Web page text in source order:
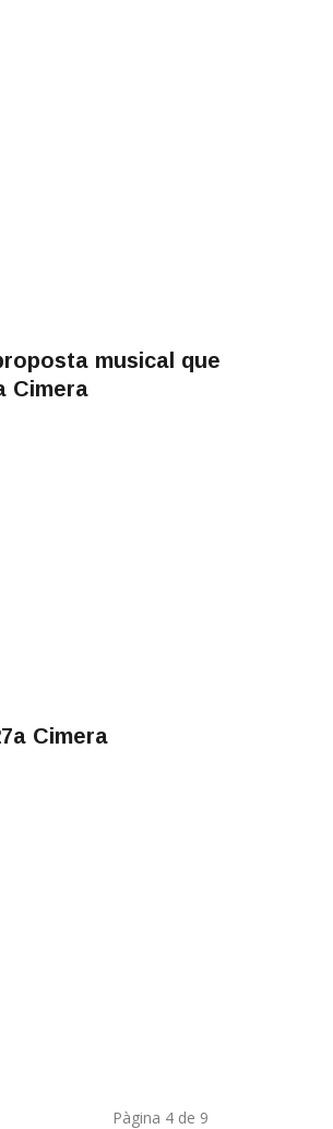
musical que
Cimera
Cimera
Pàgina 4 de 9